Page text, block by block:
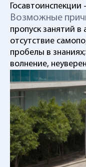
Возможные
пропуск занятий в
отсутствие
пробелы в знаниях;
волнение,